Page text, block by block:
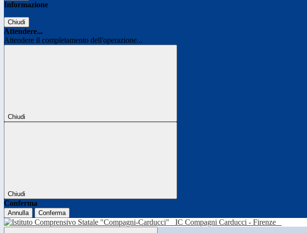
Informazione
Chiudi
Attendere...
Attendere il completamento dell'operazione...
Chiudi
Chiudi
Conferma
Annulla Conferma
IC Compagni Carducci - Firenze